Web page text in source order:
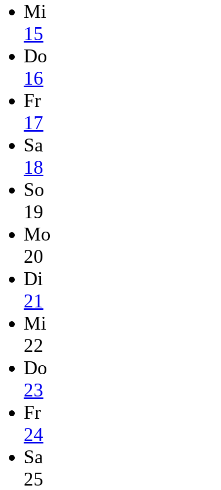
Mi
15
Do
16
Fr
17
Sa
18
So
19
Mo
20
Di
21
Mi
22
Do
23
Fr
24
Sa
25